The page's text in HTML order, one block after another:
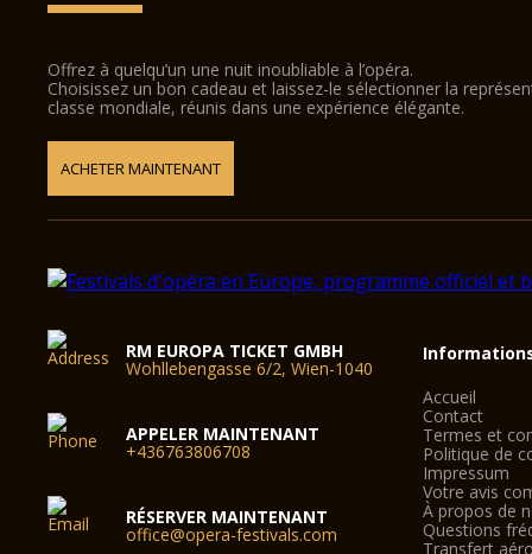
Offrez à quelqu’un une nuit inoubliable à l’opéra.
Choisissez un bon cadeau et laissez-le sélectionner la
classe mondiale, réunis dans une expérience élégante.
ACHETER MAINTENANT
RM EUROPA TICKET GMBH
Wohllebengasse 6/2, Wien-1040
APPELER MAINTENANT
+436763806708
RÉSERVER MAINTENANT
office@opera-festivals.com
Accueil
Contact
Termes et
Politique de
Impressum
Votre avis
À propos de
Questions
Transfert